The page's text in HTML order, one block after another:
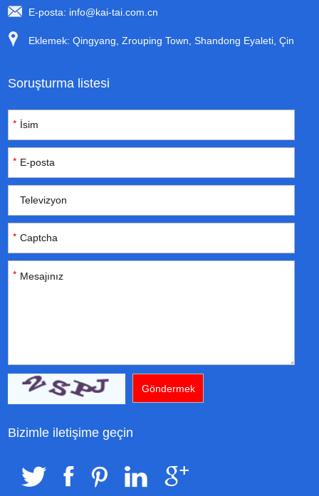
E-posta: info@kai-tai.com.cn
Eklemek: Qingyang, Zrouping Town, Shandong Eyaleti, Çin
Soruşturma listesi
Bizimle iletişime geçin